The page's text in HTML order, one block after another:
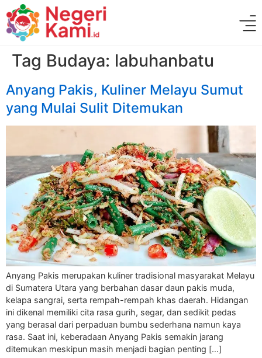
Tag Budaya: labuhanbatu
Anyang Pakis, Kuliner Melayu Sumut
yang Mulai Sulit Ditemukan
Anyang Pakis merupakan kuliner tradisional masyarakat Melayu
di Sumatera Utara yang berbahan dasar daun pakis muda,
kelapa sangrai, serta rempah-rempah khas daerah. Hidangan
ini dikenal memiliki cita rasa gurih, segar, dan sedikit pedas
yang berasal dari perpaduan bumbu sederhana namun kaya
rasa. Saat ini, keberadaan Anyang Pakis semakin jarang
ditemukan meskipun masih menjadi bagian penting […]